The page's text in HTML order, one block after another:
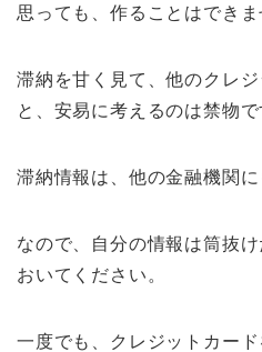
思っても、作ることはできま
滞納を甘く見て、他のクレ
と、安易に考えるのは禁物で
滞納情報は、他の金融機関に
なので、自分の情報は筒抜
おいてください。
一度でも、クレジットカー